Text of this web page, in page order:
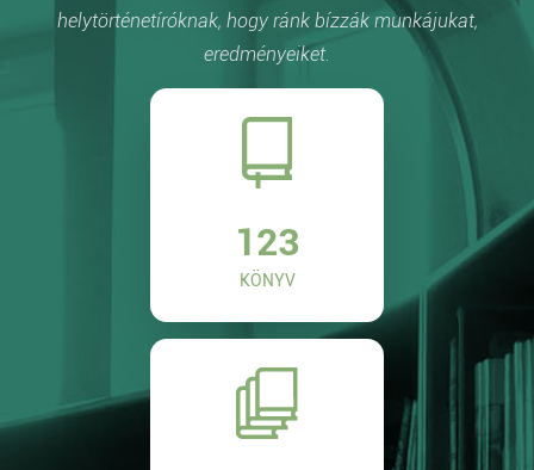
helytörténetíróknak, hogy ránk bízzák munkájukat,
eredményeiket.
123
KÖNYV